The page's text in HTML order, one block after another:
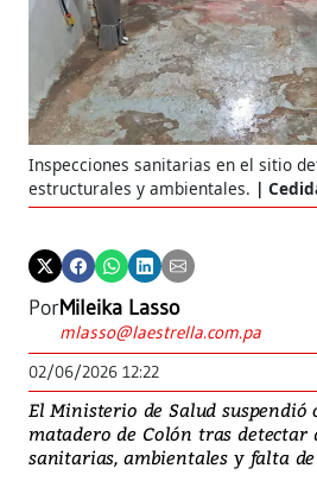
Inspecciones sanitarias en el sitio
estructurales y ambientales.
PorMileika Lasso
mlasso@laestrella.com.pa
02/06/2026 12:22
El Ministerio de Salud suspendió
matadero de Colón tras detectar
sanitarias, ambientales y falta